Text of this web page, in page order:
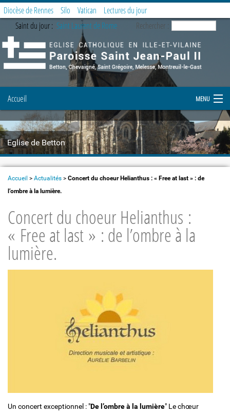
Eglise de Betton
Diocèse de Rennes Silo Vatican
Lectures du jour
Saint du jour : Saint Laurent de Rome Rechercher :
Accueil MENU
Notre paroisse
Prier et célébrer
Enfance et Jeunesse
Solidarité et Mouvements
Accueil > Actualités > Concert du choeur Helianthus : « Free at last » : de
l’ombre à la lumière.
Concert du choeur Helianthus :
« Free at last » : de l’ombre à la
lumière.
Un concert exceptionnel : "De l’ombre à la lumière" Le chœur